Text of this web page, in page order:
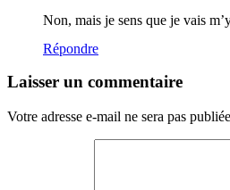
Non, mais je sens que je vais
Répondre
Laisser un commentaire
Votre adresse e-mail ne sera pas